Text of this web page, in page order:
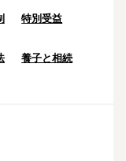
特別受益
養子と相続